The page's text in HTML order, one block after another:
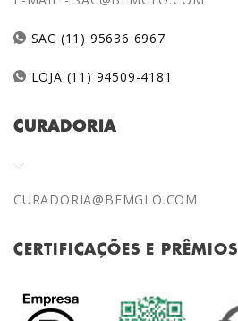
SAC (11) 95636 6967
LOJA (11) 94509-4181
CURADORIA
CURADORIA@BEMGLO.COM
CERTIFICAÇÕES E PRÊMIOS